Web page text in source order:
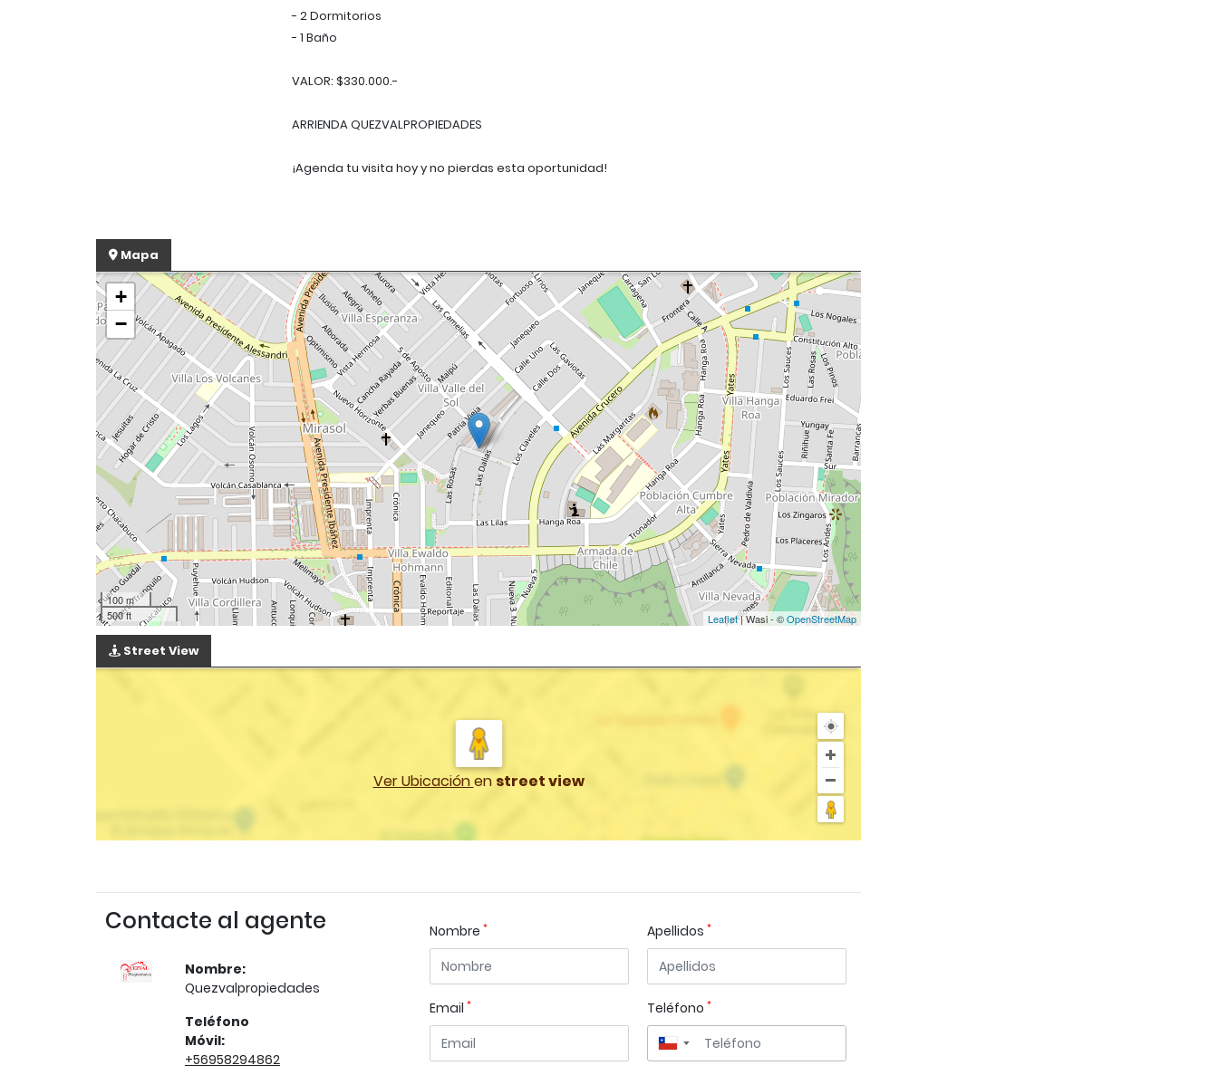
- 2 Dormitorios
- 1 Baño
VALOR: $330.000.-
ARRIENDA QUEZVALPROPIEDADES
¡Agenda tu visita hoy y no pierdas esta oportunidad!
Mapa
+
−
100 m
500 ft
Leaflet| Wasi - ©OpenStreetMap
Street View
Ver Ubicaciónen street view
Contacte al agente
Nombre:
Quezvalpropiedades
Teléfono
Móvil:
+56958294862
Nombre * Apellidos *
Email * Teléfono *
▼